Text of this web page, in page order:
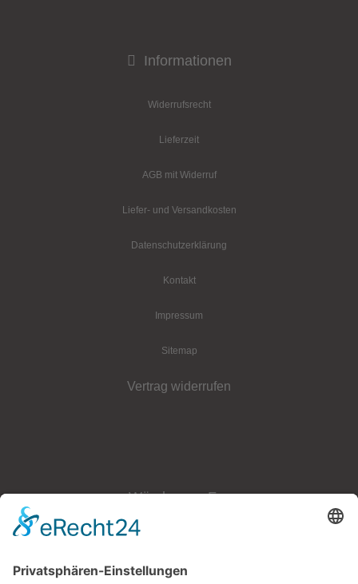
Informationen
Widerrufsrecht
Lieferzeit
AGB mit Widerruf
Liefer- und Versandkosten
Datenschutz­erklärung
Kontakt
Impressum
Sitemap
Vertrag widerrufen
Würzburger Fass
Samstag: 10:00 - 15:00 Uhr